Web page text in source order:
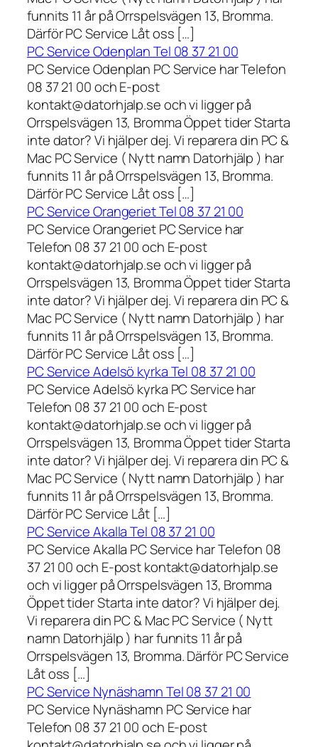
funnits 11 år på Orrspelsvägen 13, Bromma.
Därför PC Service Låt oss […]
PC Service Odenplan Tel 08 37 21 00
PC Service Odenplan PC Service har Telefon
08 37 21 00 och E-post
kontakt@datorhjalp.se och vi ligger på
Orrspelsvägen 13, Bromma Öppet tider Starta
inte dator? Vi hjälper dej. Vi reparera din PC &
Mac PC Service ( Nytt namn Datorhjälp ) har
funnits 11 år på Orrspelsvägen 13, Bromma.
Därför PC Service Låt oss […]
PC Service Orangeriet Tel 08 37 21 00
PC Service Orangeriet PC Service har
Telefon 08 37 21 00 och E-post
kontakt@datorhjalp.se och vi ligger på
Orrspelsvägen 13, Bromma Öppet tider Starta
inte dator? Vi hjälper dej. Vi reparera din PC &
Mac PC Service ( Nytt namn Datorhjälp ) har
funnits 11 år på Orrspelsvägen 13, Bromma.
Därför PC Service Låt oss […]
PC Service Adelsö kyrka Tel 08 37 21 00
PC Service Adelsö kyrka PC Service har
Telefon 08 37 21 00 och E-post
kontakt@datorhjalp.se och vi ligger på
Orrspelsvägen 13, Bromma Öppet tider Starta
inte dator? Vi hjälper dej. Vi reparera din PC &
Mac PC Service ( Nytt namn Datorhjälp ) har
funnits 11 år på Orrspelsvägen 13, Bromma.
Därför PC Service Låt […]
PC Service Akalla Tel 08 37 21 00
PC Service Akalla PC Service har Telefon 08
37 21 00 och E-post kontakt@datorhjalp.se
och vi ligger på Orrspelsvägen 13, Bromma
Öppet tider Starta inte dator? Vi hjälper dej.
Vi reparera din PC & Mac PC Service ( Nytt
namn Datorhjälp ) har funnits 11 år på
Orrspelsvägen 13, Bromma. Därför PC Service
Låt oss […]
PC Service Nynäshamn Tel 08 37 21 00
PC Service Nynäshamn PC Service har
Telefon 08 37 21 00 och E-post